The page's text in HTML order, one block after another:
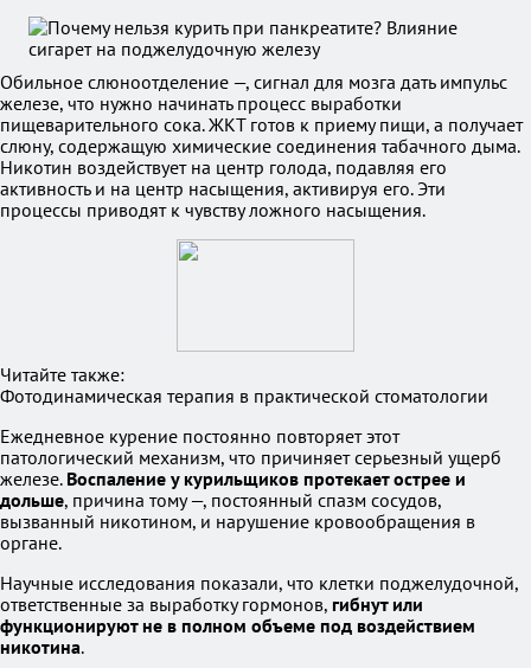
Обильное слюноотделение —, сигнал для мозга дать импульс
железе, что нужно начинать процесс выработки
пищеварительного сока. ЖКТ готов к приему пищи, а получает
слюну, содержащую химические соединения табачного дыма.
Никотин воздействует на центр голода, подавляя его
активность и на центр насыщения, активируя его. Эти
процессы приводят к чувству ложного насыщения.
Читайте также:
Фотодинамическая терапия в практической стоматологии
Ежедневное курение постоянно повторяет этот
патологический механизм, что причиняет серьезный ущерб
железе. Воспаление у курильщиков протекает острее и
дольше, причина тому —, постоянный спазм сосудов,
вызванный никотином, и нарушение кровообращения в
органе.
Научные исследования показали, что клетки поджелудочной,
ответственные за выработку гормонов, гибнут или
функционируют не в полном объеме под воздействием
никотина.